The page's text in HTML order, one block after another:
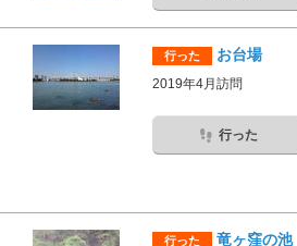
行った お台場
2019年4月訪問
行った
行った 竜ヶ窪の池